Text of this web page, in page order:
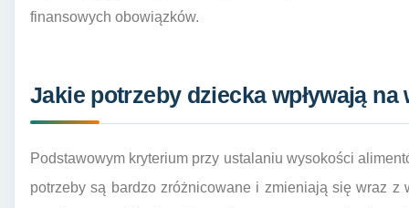
finansowych obowiązków.
Jakie potrzeby dziecka wpływają
Podstawowym kryterium przy ustalaniu wysokości
potrzeby są bardzo zróżnicowane i zmieniają się wraz